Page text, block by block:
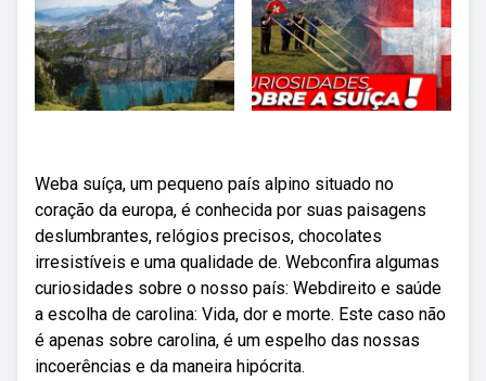
Weba suíça, um pequeno país alpino situado no
coração da europa, é conhecida por suas paisagens
deslumbrantes, relógios precisos, chocolates
irresistíveis e uma qualidade de. Webconfira algumas
curiosidades sobre o nosso país: Webdireito e saúde
a escolha de carolina: Vida, dor e morte. Este caso não
é apenas sobre carolina, é um espelho das nossas
incoerências e da maneira hipócrita.